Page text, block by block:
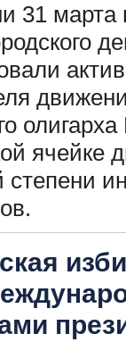
31 марта
ячейке